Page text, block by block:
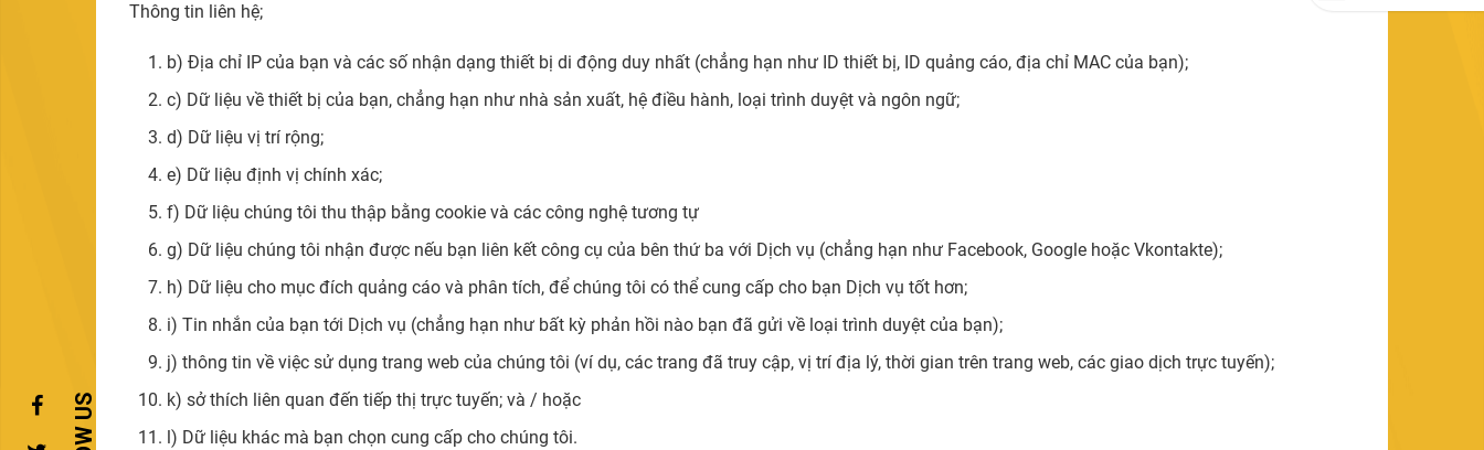
Thông tin liên hệ;
b) Địa chỉ IP của bạn và các số nhận dạng thiết bị di động duy nhất (chẳng hạn như ID thiết bị, ID quảng cáo, địa chỉ MAC của bạn);
c) Dữ liệu về thiết bị của bạn, chẳng hạn như nhà sản xuất, hệ điều hành, loại trình duyệt và ngôn ngữ;
d) Dữ liệu vị trí rộng;
e) Dữ liệu định vị chính xác;
f) Dữ liệu chúng tôi thu thập bằng cookie và các công nghệ tương tự
g) Dữ liệu chúng tôi nhận được nếu bạn liên kết công cụ của bên thứ ba với Dịch vụ (chẳng hạn như Facebook, Google hoặc Vkontakte);
h) Dữ liệu cho mục đích quảng cáo và phân tích, để chúng tôi có thể cung cấp cho bạn Dịch vụ tốt hơn;
i) Tin nhắn của bạn tới Dịch vụ (chẳng hạn như bất kỳ phản hồi nào bạn đã gửi về loại trình duyệt của bạn);
j) thông tin về việc sử dụng trang web của chúng tôi (ví dụ, các trang đã truy cập, vị trí địa lý, thời gian trên trang web, các giao dịch trực tuyến);
k) sở thích liên quan đến tiếp thị trực tuyến; và / hoặc
l) Dữ liệu khác mà bạn chọn cung cấp cho chúng tôi.